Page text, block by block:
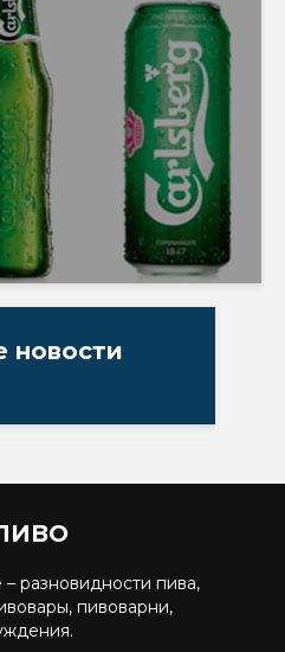
новости
разновидности пива,
пивоварни,